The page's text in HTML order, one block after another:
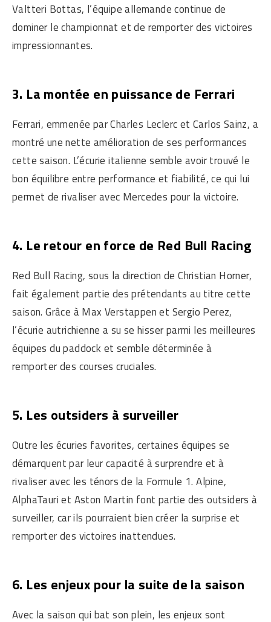
Valtteri Bottas, l’équipe allemande continue de
dominer le championnat et de remporter des victoires
impressionnantes.
3. La montée en puissance de Ferrari
Ferrari, emmenée par Charles Leclerc et Carlos Sainz, a
montré une nette amélioration de ses performances
cette saison. L’écurie italienne semble avoir trouvé le
bon équilibre entre performance et fiabilité, ce qui lui
permet de rivaliser avec Mercedes pour la victoire.
4. Le retour en force de Red Bull Racing
Red Bull Racing, sous la direction de Christian Horner,
fait également partie des prétendants au titre cette
saison. Grâce à Max Verstappen et Sergio Perez,
l’écurie autrichienne a su se hisser parmi les meilleures
équipes du paddock et semble déterminée à
remporter des courses cruciales.
5. Les outsiders à surveiller
Outre les écuries favorites, certaines équipes se
démarquent par leur capacité à surprendre et à
rivaliser avec les ténors de la Formule 1. Alpine,
AlphaTauri et Aston Martin font partie des outsiders à
surveiller, car ils pourraient bien créer la surprise et
remporter des victoires inattendues.
6. Les enjeux pour la suite de la saison
Avec la saison qui bat son plein, les enjeux sont